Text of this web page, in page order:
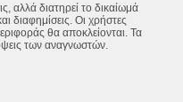
αλλά διατηρεί το δικαίωμά
διαφημίσεις. Οι χρήστες
θα αποκλείονται. Τα
των αναγνωστών.